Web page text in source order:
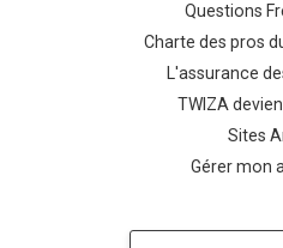
Questions
Charte des pros
L'assurance
TWIZA
Sites
Gérer mon